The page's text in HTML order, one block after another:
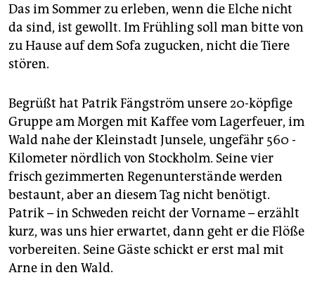
Das im Sommer zu erleben, wenn die Elche nicht
da sind, ist gewollt. Im Frühling soll man bitte von
zu Hause auf dem Sofa zugucken, nicht die Tiere
stören.
Begrüßt hat Patrik Fäng­ström unsere 20-köpfige
Gruppe am Morgen mit Kaffee vom Lagerfeuer, im
Wald nahe der Kleinstadt Junsele, ungefähr 560 ­
Kilometer nördlich von Stockholm. Seine vier
frisch gezimmerten Regenunterstände werden
bestaunt, aber an diesem Tag nicht benötigt.
Patrik – in Schweden reicht der Vorname – erzählt
kurz, was uns hier erwartet, dann geht er die Flöße
vorbereiten. Seine Gäste schickt er erst mal mit
Arne in den Wald.